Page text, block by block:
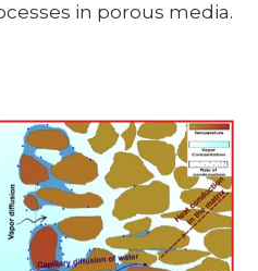
in porous media.